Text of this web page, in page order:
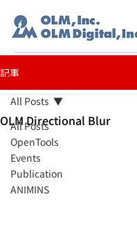
記事
All Posts
OpenTools
Events
Publication
ANIMINS
All Posts
OLM Directional Blur